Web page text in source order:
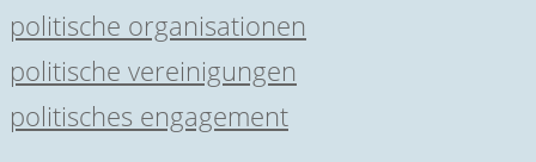
politische organisationen
politische vereinigungen
politisches engagement